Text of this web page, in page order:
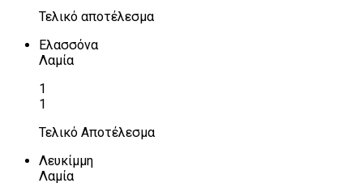
Τελικό αποτέλεσμα
Ελασσόνα
Λαμία
1
1
Τελικό Αποτέλεσμα
Λευκίμμη
Λαμία